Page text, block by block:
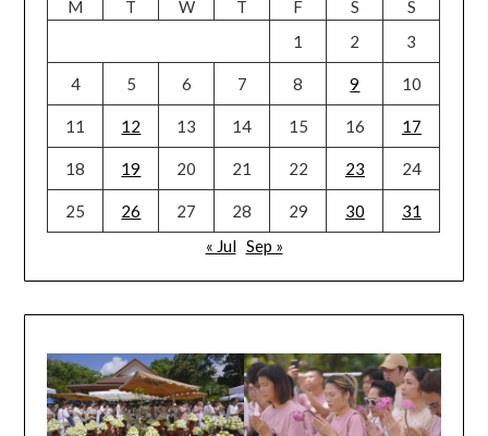
M T W T F S
S
1
2 3
4 5 6 7 8 9 10
11 12 13 14 15 16 17
18 19 20 21 22 23 24
25 26 27 28 29 30
31
« Jul Sep »